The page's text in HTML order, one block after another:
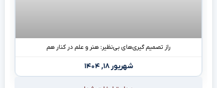
راز تصمیم گیری‌های بی‌نظیر: هنر و علم در کنار هم
شهریور ۱۸, ۱۴۰۴